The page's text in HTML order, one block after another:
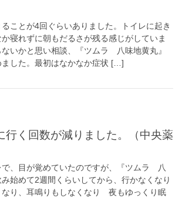
ことが4回ぐらいありました。トイレに起き
寝れずに朝もだるさが残る感じがしていま
ないかと思い相談、『ツムラ 八味地黄丸』
ました。最初はなかなか症状 […]
で、目が覚めていたのですが、『ツムラ 八
始めて2週間くらいしてから、行かなくなり
なり、耳鳴りもしなくなり 夜もゆっくり眠